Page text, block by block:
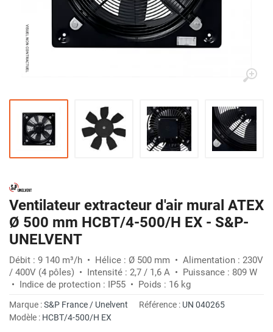
Ventilateur extracteur d'air mural ATEX
Ø 500 mm HCBT/4-500/H EX - S&P-
UNELVENT
Débit : 9 140 m³/h • Hélice : Ø 500 mm • Alimentation : 230V
/ 400V (4 pôles) • Intensité : 2,7 / 1,6 A • Puissance : 809 W
• Indice de protection : IP55 • Poids : 16 kg
Marque :S&P France / Unelvent Référence : UN 040265
Modèle : HCBT/4-500/H EX